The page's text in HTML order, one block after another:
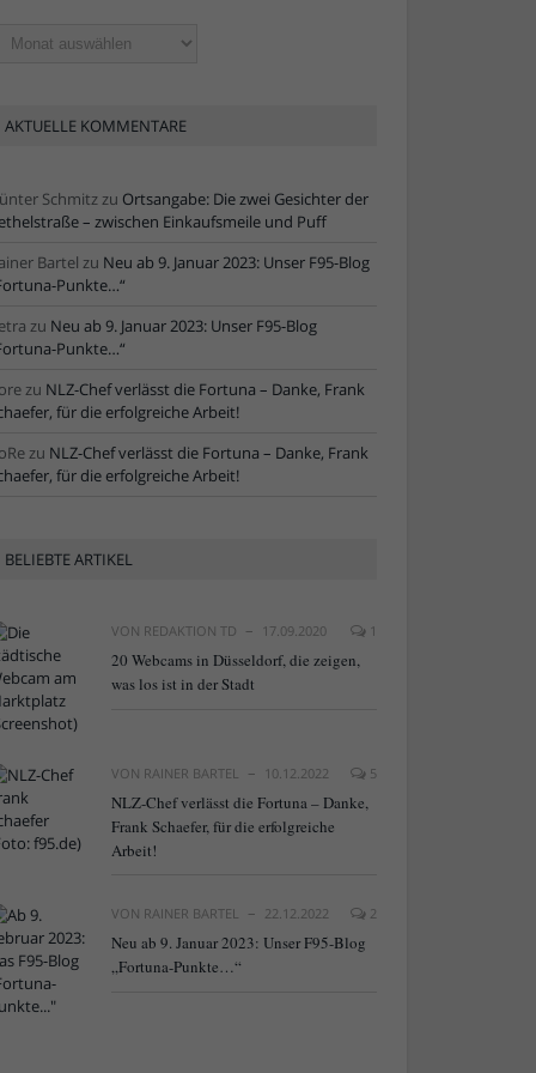
AKTUELLE KOMMENTARE
Schmitzzu Ortsangabe: Die zwei Gesichter der
– zwischen Einkaufsmeile und Puff
Bartel zu Neu ab 9. Januar 2023: Unser F95-Blog
Punkte…“
zu Neu ab 9. Januar 2023: Unser F95-Blog
Punkte…“
zu NLZ-Chef verlässt die Fortuna – Danke, Frank
für die erfolgreiche Arbeit!
zu NLZ-Chef verlässt die Fortuna – Danke, Frank
für die erfolgreiche Arbeit!
BELIEBTE ARTIKEL
VON REDAKTION TD 17.09.2020 1
20 Webcams in Düsseldorf, die zeigen,
was los ist in der Stadt
VON RAINER BARTEL 10.12.2022 5
NLZ-Chef verlässt die Fortuna – Danke,
Frank Schaefer, für die erfolgreiche
Arbeit!
VON RAINER BARTEL 22.12.2022 2
Neu ab 9. Januar 2023: Unser F95-Blog
„Fortuna-Punkte…“